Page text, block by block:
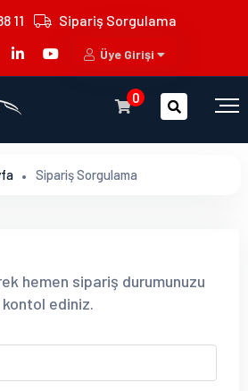
11 Sipariş Sorgulama
Üye Girişi
0
Sipariş Sorgulama
hemen sipariş durumunuzu
kontol ediniz.